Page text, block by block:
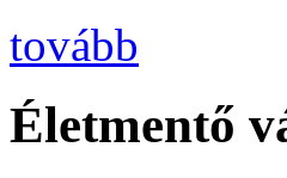
tovább
Életmentő